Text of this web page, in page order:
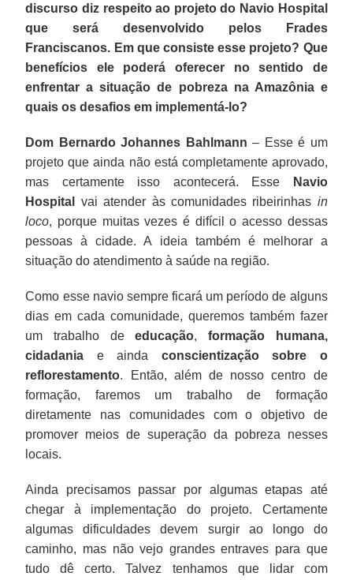
discurso diz respeito ao projeto do Navio Hospital
que será desenvolvido pelos Frades
Franciscanos. Em que consiste esse projeto? Que
benefícios ele poderá oferecer no sentido de
enfrentar a situação de pobreza na Amazônia e
quais os desafios em implementá-lo?
Dom Bernardo Johannes Bahlmann – Esse é um
projeto que ainda não está completamente aprovado,
mas certamente isso acontecerá. Esse
Navio
Hospital
vai atender às comunidades ribeirinhas in
loco, porque muitas vezes é difícil o acesso dessas
pessoas à cidade. A ideia também é melhorar a
situação do atendimento à saúde na região.
Como esse navio sempre ficará um período de alguns
dias em cada comunidade, queremos também fazer
um trabalho deeducação, formação humana,
cidadania e ainda conscientização sobre o
reflorestamento. Então, além de nosso centro de
formação, faremos um trabalho de formação
diretamente nas comunidades com o objetivo de
promover meios de superação da pobreza nesses
locais.
Ainda precisamos passar por algumas etapas até
chegar à implementação do projeto. Certamente
algumas dificuldades devem surgir ao longo do
caminho, mas não vejo grandes entraves para que
tudo dê certo. Talvez tenhamos que lidar com